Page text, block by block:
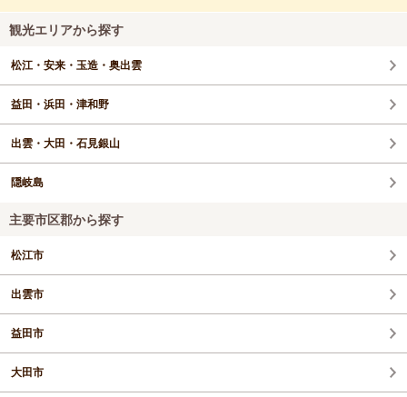
観光エリアから探す
松江・安来・玉造・奥出雲
益田・浜田・津和野
出雲・大田・石見銀山
隠岐島
主要市区郡から探す
松江市
出雲市
益田市
大田市